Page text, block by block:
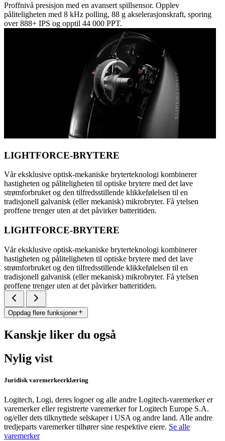
Proffnivå presisjon med en avansert spillsensor. Opplev
påliteligheten med 8 kHz polling, 88 g akselerasjonskraft, sporing
over 888+ IPS og opptil 44 000 PPT.
LIGHTFORCE-BRYTERE
Vår eksklusive optisk-mekaniske bryterteknologi kombinerer
hastigheten og påliteligheten til optiske brytere med det lave
strømforbruket og den tilfredsstillende klikkefølelsen til en
tradisjonell galvanisk (eller mekanisk) mikrobryter. Få ytelsen
proffene trenger uten at det påvirker batteritiden.
LIGHTFORCE-BRYTERE
Vår eksklusive optisk-mekaniske bryterteknologi kombinerer
hastigheten og påliteligheten til optiske brytere med det lave
strømforbruket og den tilfredsstillende klikkefølelsen til en
tradisjonell galvanisk (eller mekanisk) mikrobryter. Få ytelsen
proffene trenger uten at det påvirker batteritiden.
Oppdag flere funksjoner
Kanskje liker du også
Nylig vist
Juridisk varemerkeerklæring
Logitech, Logi, deres logoer og alle andre Logitech-varemerker er
varemerker eller registrerte varemerker for Logitech Europe S.A.
og/eller dets tilknyttede selskaper i USA og andre land. Alle andre
tredjeparts varemerker tilhører sine respektive eiere. Se alle
varemerker